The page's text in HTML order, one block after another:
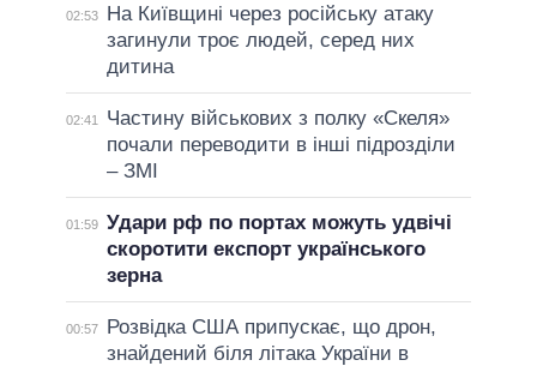
02:53
На Київщині через російську атаку
загинули троє людей, серед них
дитина
02:41
Частину військових з полку «Скеля»
почали переводити в інші підрозділи
– ЗМІ
01:59 Удари рф по портах можуть удвічі
скоротити експорт українського
зерна
00:57
Розвідка США припускає, що дрон,
знайдений біля літака України в